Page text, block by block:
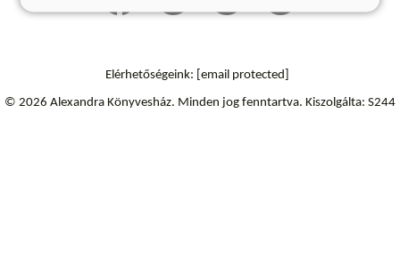
Elérhetőségeink: [email protected]
© 2026 Alexandra Könyvesház. Minden jog fenntartva. Kiszolgálta: S244